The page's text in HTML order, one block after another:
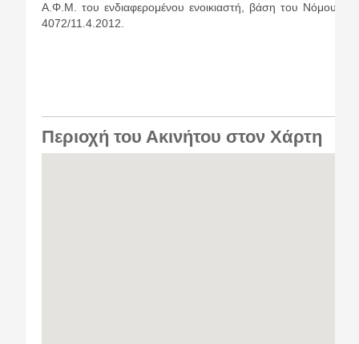
Α.Φ.Μ. του ενδιαφερομένου ενοικιαστή, βάση του Νόμου
4072/11.4.2012.
Περιοχή του Ακινήτου στον Χάρτη